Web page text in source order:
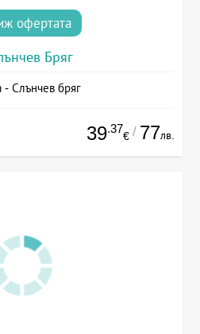
офертата
Бряг
- Слънчев бряг
39.37
€ / 77лв.